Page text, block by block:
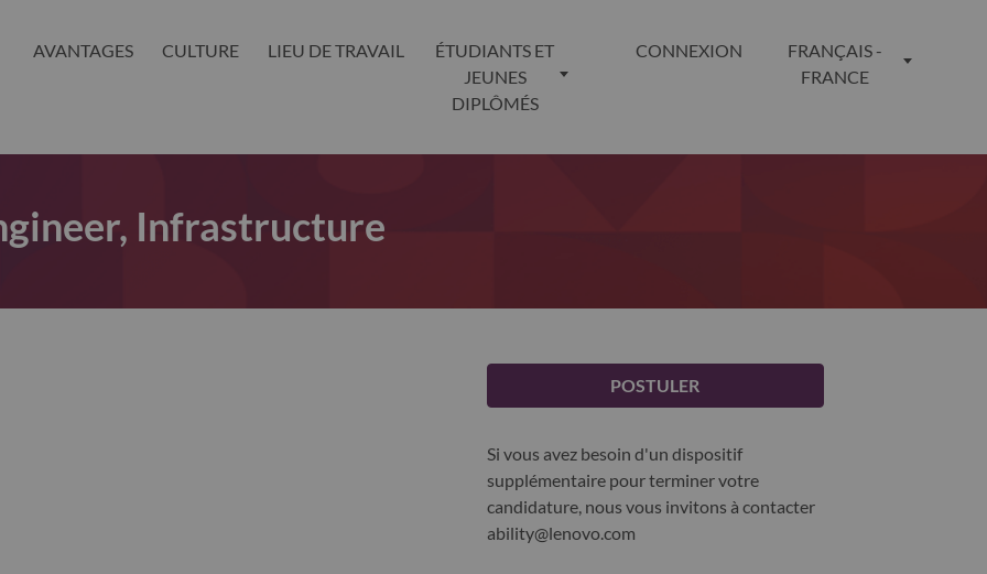
AVANTAGES CULTURE LIEU DE TRAVAIL
ÉTUDIANTS ET
JEUNES
DIPLÔMÉS
CONNEXION
FRANÇAIS -
FRANCE
Infrastructure
POSTULER
Si vous avez besoin d'un dispositif
supplémentaire pour terminer votre
candidature, nous vous invitons à contacter
ability@lenovo.com